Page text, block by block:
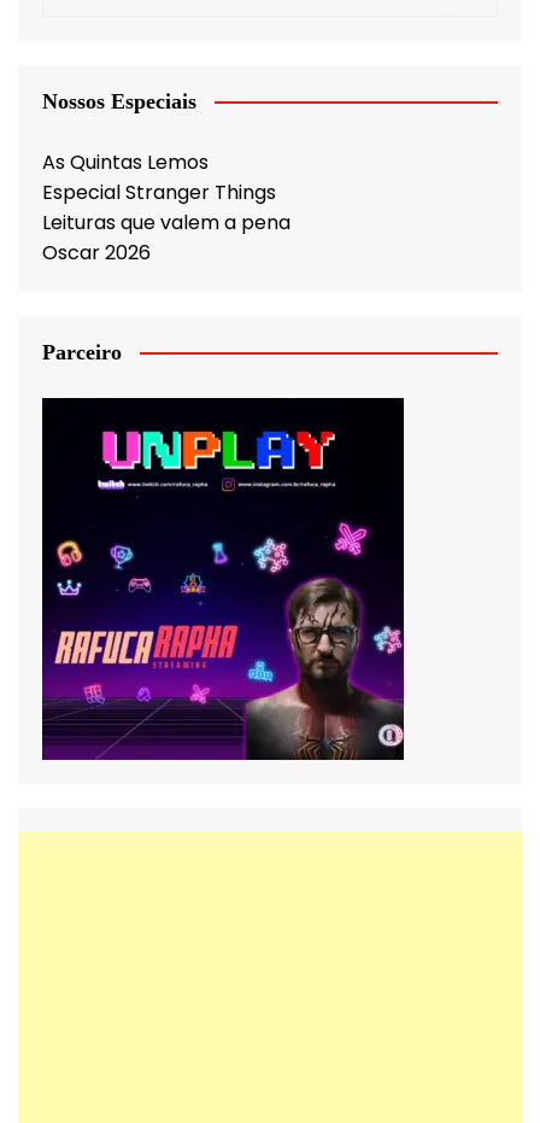
Nossos Especiais
As Quintas Lemos
Especial Stranger Things
Leituras que valem a pena
Oscar 2026
Parceiro